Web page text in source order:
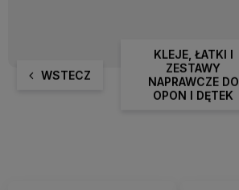
WSTECZ
KLEJE, ŁATKI I
ZESTAWY
NAPRAWCZE DO
OPON I DĘTEK